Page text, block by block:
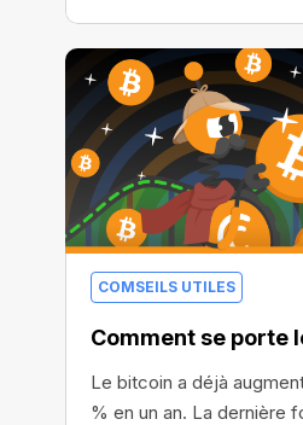
COMSEILS UTILES
Comment se porte
Le bitcoin a déjà
% en un an. La dernière